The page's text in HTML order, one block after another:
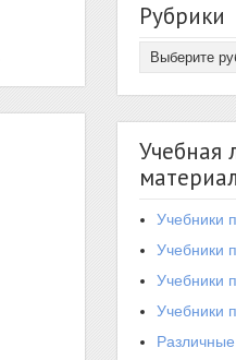
Рубрики
Учебная
Учебники
Учебники
Учебники
Учебники